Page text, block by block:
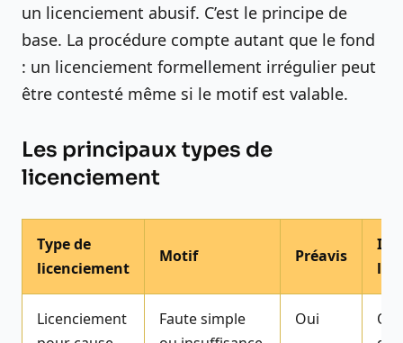
un licenciement abusif. C’est le principe de
base. La procédure compte autant que le fond
: un licenciement formellement irrégulier peut
être contesté même si le motif est valable.
Les principaux types de
licenciement
Type de
licenciement
Motif Préavis
Licenciement
Faute simple
Oui